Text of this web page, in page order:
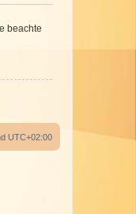
beachte
UTC+02:00